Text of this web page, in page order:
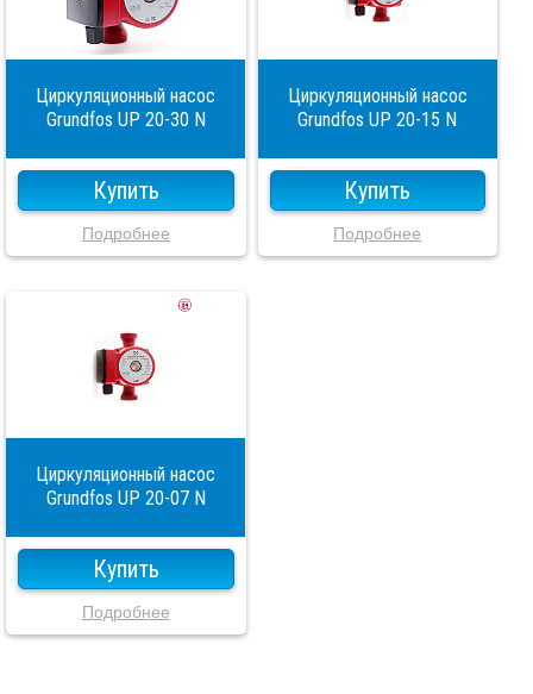
Циркуляционный насос
Grundfos UP 20-30 N
Купить
Подробнее
Циркуляционный насос
Grundfos UP 20-15 N
Купить
Подробнее
Циркуляционный насос
Grundfos UP 20-07 N
Купить
Подробнее